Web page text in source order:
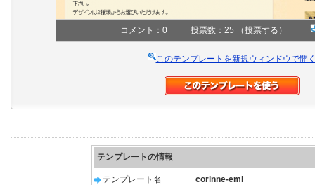
コメント： 0 投票数：25 （投票する）
このテンプレートを新規ウィンドウで開
テンプレートの情報
テンプレート名 corinne-emi